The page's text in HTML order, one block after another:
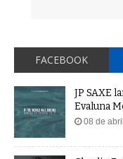
FACEBOOK
JP SAXE
Evaluna
08 de